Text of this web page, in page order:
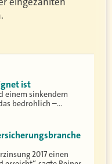
ist
einem sinkendem
bedrohlich –…
2017 einen